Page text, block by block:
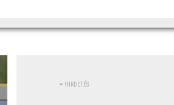
HIRDETÉS